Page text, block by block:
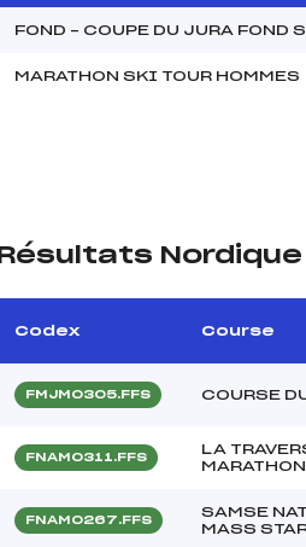
FOND – COUPE DU JURA FOND
MARATHON SKI TOUR HOMMES
Résultats
Codex Course
FMJM0305.FFS COURSE
FNAM0311.FFS
LA
FNAM0267.FFS
SAMSE
MASS